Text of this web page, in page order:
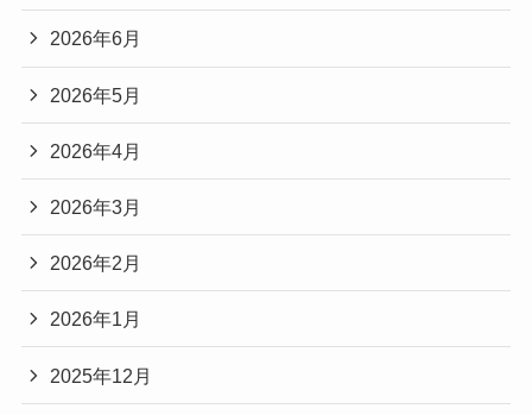
2026年6月
2026年5月
2026年4月
2026年3月
2026年2月
2026年1月
2025年12月